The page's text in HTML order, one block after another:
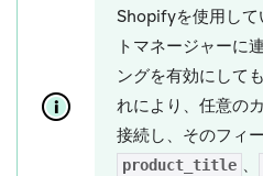
Shopifyを使用して
トマネージャーに
ングを有効にして
れにより、任意の
接続し、そのフィ
product_title 、